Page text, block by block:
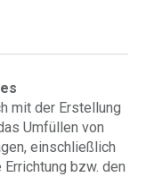
mit der Erstellung
Umfüllen von
einschließlich
bzw. den